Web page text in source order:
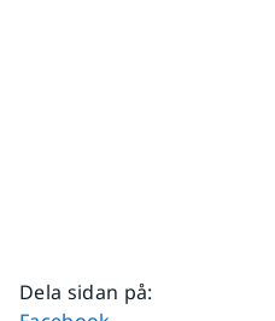
Dela sidan på: